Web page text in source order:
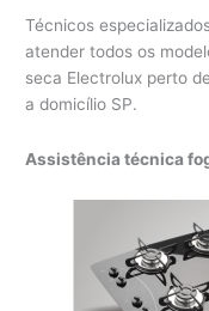
Técnicos
atender todos os
seca Electrolux perto
a domicílio SP.
Assistência técnica